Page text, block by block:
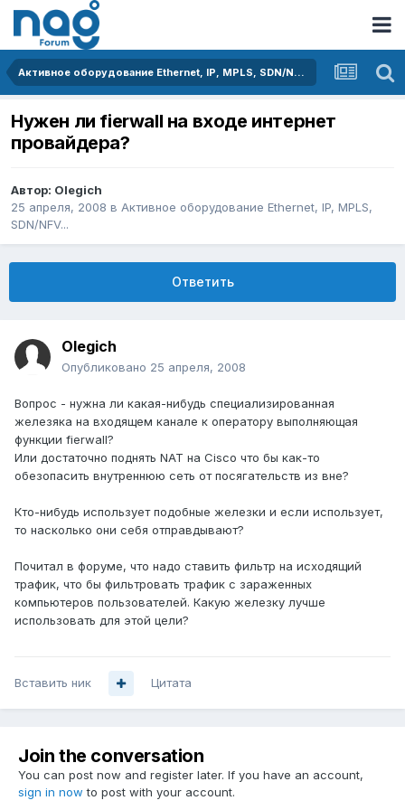
Активное оборудование Ethernet, IP, MPLS, SDN/NFV...
Нужен ли fierwall на входе интернет
провайдера?
Автор: Olegich
25 апреля, 2008 в Активное оборудование Ethernet, IP, MPLS,
SDN/NFV...
Ответить
Olegich
Опубликовано 25 апреля, 2008
Вопрос - нужна ли какая-нибудь специализированная
железяка на входящем канале к оператору выполняющая
функции fierwall?
Или достаточно поднять NAT на Cisco что бы как-то
обезопасить внутреннюю сеть от посягательств из вне?
Кто-нибудь использует подобные железки и если использует,
то насколько они себя отправдывают?
Почитал в форуме, что надо ставить фильтр на исходящий
трафик, что бы фильтровать трафик с зараженных
компьютеров пользователей. Какую железку лучше
использовать для этой цели?
Вставить ник Цитата
Join the conversation
You can post now and register later. If you have an account,
sign in now to post with your account.